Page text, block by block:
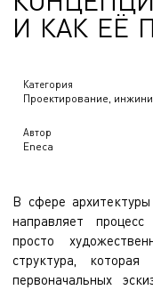
И КАК ЕЁ П
Категория
Проектирование,
Автор
Eneca
В сфере
направляет
просто
структура,
первоначальных